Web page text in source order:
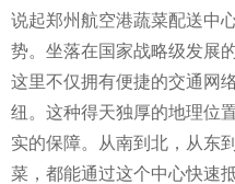
说起郑州航空港蔬菜配送中
势。坐落在国家战略级发展
这里不仅拥有便捷的交通网
纽。这种得天独厚的地理位
实的保障。从南到北，从东
菜，都能通过这个中心快速